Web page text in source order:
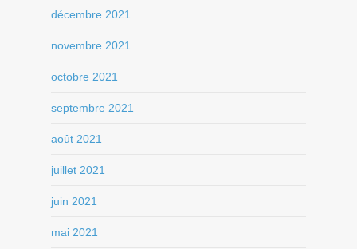
décembre 2021
novembre 2021
octobre 2021
septembre 2021
août 2021
juillet 2021
juin 2021
mai 2021